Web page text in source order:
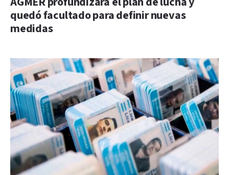
quedó facultado para definir nuevas
medidas